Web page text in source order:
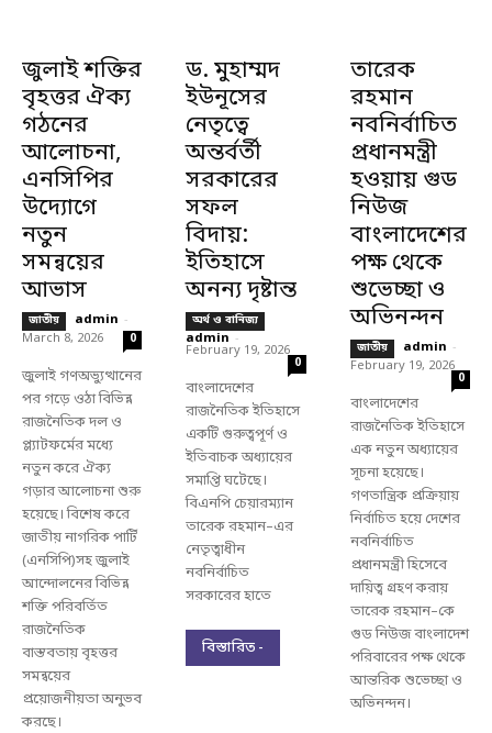
জুলাই শক্তির
বৃহত্তর ঐক্য
গঠনের
আলোচনা,
এনসিপির
উদ্যোগে
নতুন
সমন্বয়ের
আভাস
জাতীয় admin -
March 8, 2026
0
জুলাই গণঅভ্যুত্থানের
পর গড়ে ওঠা বিভিন্ন
রাজনৈতিক দল ও
প্ল্যাটফর্মের মধ্যে
নতুন করে ঐক্য
গড়ার আলোচনা শুরু
হয়েছে। বিশেষ করে
জাতীয় নাগরিক পার্টি
(এনসিপি)সহ জুলাই
আন্দোলনের বিভিন্ন
শক্তি পরিবর্তিত
রাজনৈতিক
বাস্তবতায় বৃহত্তর
সমন্বয়ের
প্রয়োজনীয়তা অনুভব
করছে।
ড. মুহাম্মদ
ইউনূসের
নেতৃত্বে
অন্তর্বর্তী
সরকারের
সফল
বিদায়:
ইতিহাসে
অনন্য দৃষ্টান্ত
অর্থ ও বানিজ্য
admin -
February 19, 2026
0
বাংলাদেশের
রাজনৈতিক ইতিহাসে
একটি গুরুত্বপূর্ণ ও
ইতিবাচক অধ্যায়ের
সমাপ্তি ঘটেছে।
বিএনপি চেয়ারম্যান
তারেক রহমান–এর
নেতৃত্বাধীন
নবনির্বাচিত
সরকারের হাতে
বিস্তারিত -
তারেক
রহমান
নবনির্বাচিত
প্রধানমন্ত্রী
হওয়ায় গুড
নিউজ
বাংলাদেশের
পক্ষ থেকে
শুভেচ্ছা ও
অভিনন্দন
জাতীয় admin -
February 19, 2026
0
বাংলাদেশের
রাজনৈতিক ইতিহাসে
এক নতুন অধ্যায়ের
সূচনা হয়েছে।
গণতান্ত্রিক প্রক্রিয়ায়
নির্বাচিত হয়ে দেশের
নবনির্বাচিত
প্রধানমন্ত্রী হিসেবে
দায়িত্ব গ্রহণ করায়
তারেক রহমান–কে
গুড নিউজ বাংলাদেশ
পরিবারের পক্ষ থেকে
আন্তরিক শুভেচ্ছা ও
অভিনন্দন।